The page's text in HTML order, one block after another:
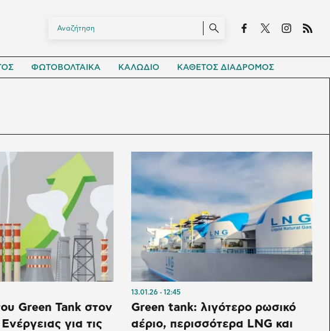
ΦΩΤΟΒΟΛΤΑΙΚΑ ΚΑΛΩΔΙΟ ΚΑΘΕΤΟΣ ΔΙΑΔΡΟΜΟΣ
Green Tank στον
για τις
13.01.26 12:45
Green tank: λιγότερο ρωσικό
αέριο, περισσότερα LNG και